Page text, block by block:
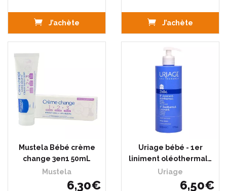
J’achète J’achète
Mustela Bébé crème
change 3en1 50mL
Mustela
6,30€
Uriage bébé - 1er
liniment oléothermal…
Uriage
6,50€